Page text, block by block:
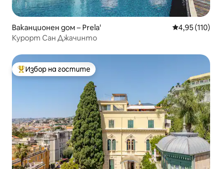
Ваканционен дом – Prela' Средна
4,95 (110)
Курорт Сан Джачинто
Най-популярен избор на гостите
Избор на гостите